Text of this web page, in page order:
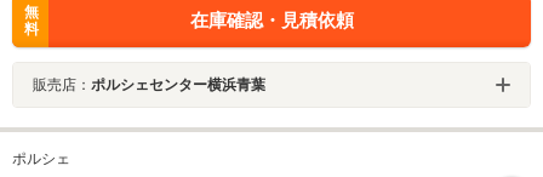
無
料
在庫確認・見積依頼
販売店： ポルシェセンター横浜青葉
ポルシェ